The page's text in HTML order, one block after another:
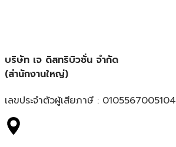
บริษัท เจ ดิสทริบิวชั่น จำกัด
(สำนักงานใหญ่)
เลขประจำตัวผู้เสียภาษี : 0105567005104